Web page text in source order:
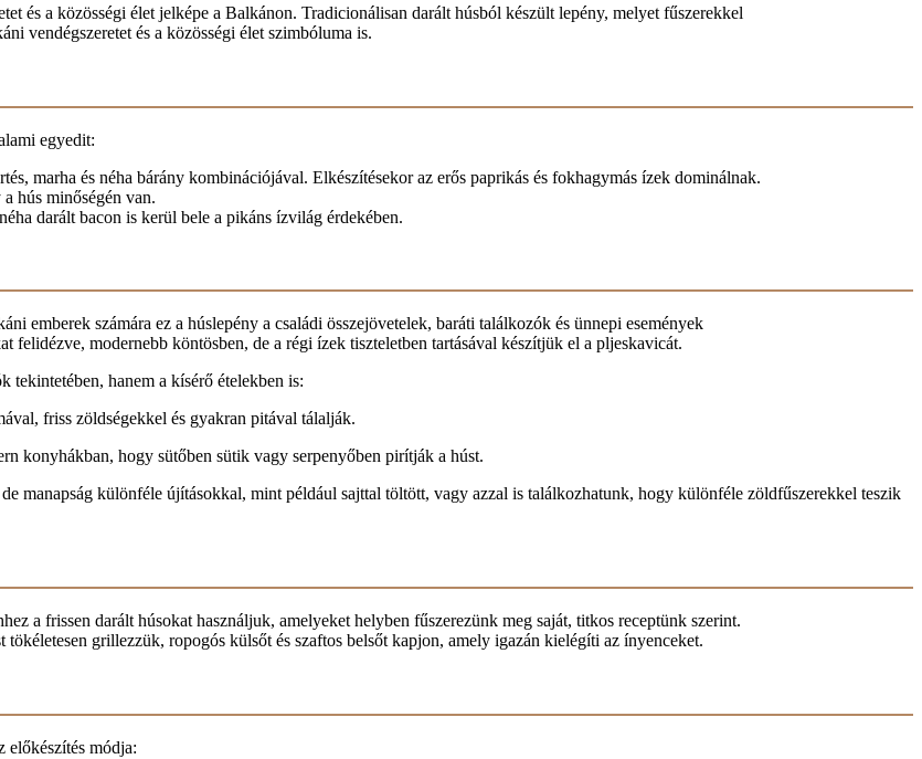
és a közösségi élet jelképe a Balkánon. Tradicionálisan darált húsból készült lepény, melyet fűszerekkel
vendégszeretet és a közösségi élet szimbóluma is.
egyedit:
marha és néha bárány kombinációjával. Elkészítésekor az erős paprikás és fokhagymás ízek dominálnak.
hús minőségén van.
darált bacon is kerül bele a pikáns ízvilág érdekében.
emberek számára ez a húslepény a családi összejövetelek, baráti találkozók és ünnepi események
modernebb köntösben, de a régi ízek tiszteletben tartásával készítjük el a pljeskavicát.
tekintetében, hanem a kísérő ételekben is:
friss zöldségekkel és gyakran pitával tálalják.
konyhákban, hogy sütőben sütik vagy serpenyőben pirítják a húst.
manapság különféle újításokkal, mint például sajttal töltött, vagy azzal is találkozhatunk, hogy különféle zöldfűszerekkel teszik
a frissen darált húsokat használjuk, amelyeket helyben fűszerezünk meg saját, titkos receptünk szerint.
grillezzük, ropogós külsőt és szaftos belsőt kapjon, amely igazán kielégíti az ínyenceket.
előkészítés módja: